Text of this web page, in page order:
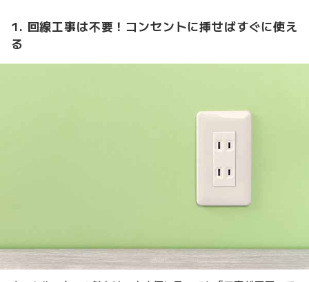
1. 回線工事は不要！コンセントに挿せばすぐに使え
る